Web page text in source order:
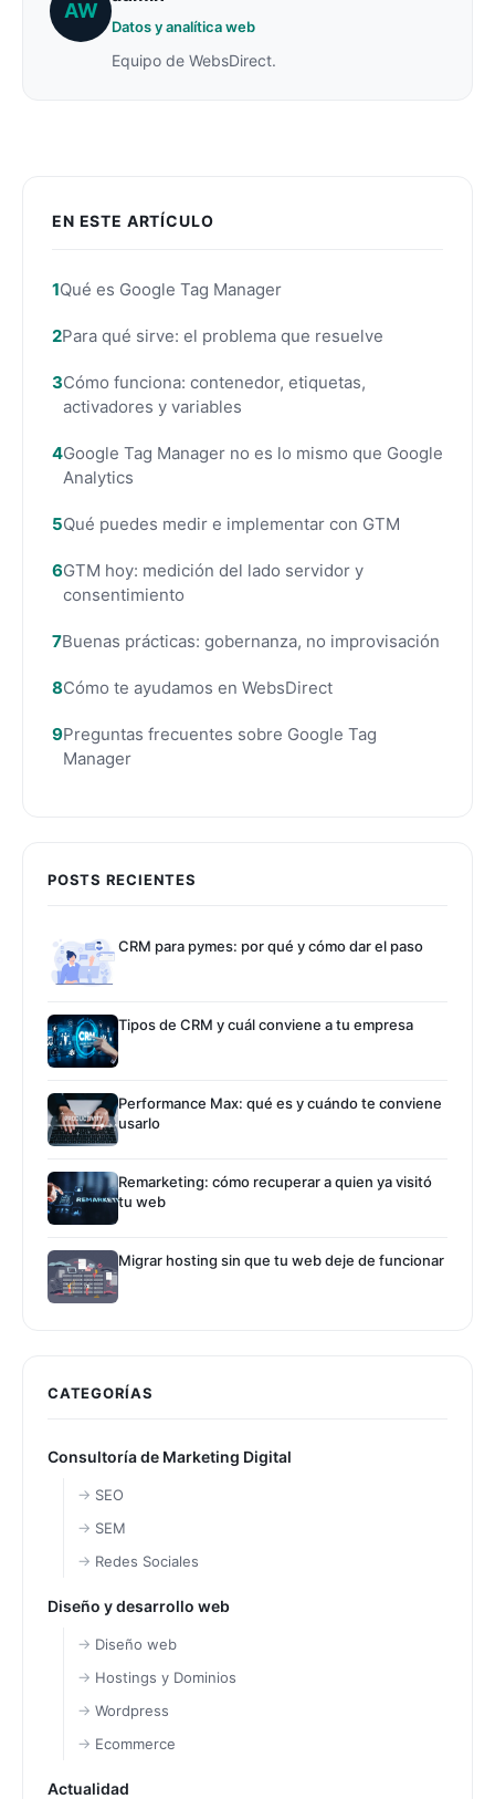
EN ESTE ARTÍCULO
Qué es Google Tag Manager
Para qué sirve: el problema que resuelve
Cómo funciona: contenedor, etiquetas,
activadores y variables
Google Tag Manager no es lo mismo que Google
Analytics
Qué puedes medir e implementar con GTM
GTM hoy: medición del lado servidor y
consentimiento
Buenas prácticas: gobernanza, no improvisación
Cómo te ayudamos en WebsDirect
Preguntas frecuentes sobre Google Tag
Manager
POSTS RECIENTES
CRM para pymes: por qué y cómo dar el paso
Tipos de CRM y cuál conviene a tu empresa
Performance Max: qué es y cuándo te conviene
usarlo
Remarketing: cómo recuperar a quien ya visitó
tu web
Migrar hosting sin que tu web deje de funcionar
CATEGORÍAS
Consultoría de Marketing Digital
SEO
SEM
Redes Sociales
Diseño y desarrollo web
Diseño web
Hostings y Dominios
Wordpress
Ecommerce
Actualidad
AW
Datos y analítica web
Equipo de WebsDirect.